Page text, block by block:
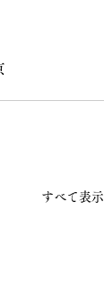
すべて表示